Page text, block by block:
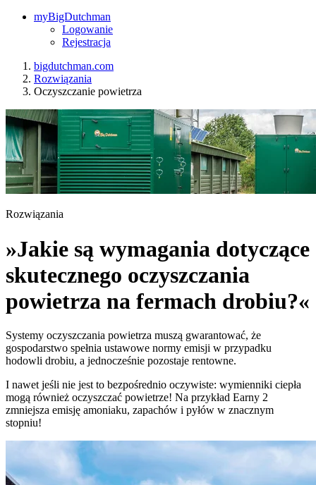
myBigDutchman
Logowanie
Rejestracja
bigdutchman.com
Rozwiązania
Oczyszczanie powietrza
Rozwiązania
»Jakie są wymagania dotyczące
skutecznego oczyszczania
powietrza na fermach drobiu?«
Systemy oczyszczania powietrza muszą gwarantować, że
gospodarstwo spełnia ustawowe normy emisji w przypadku
hodowli drobiu, a jednocześnie pozostaje rentowne.
I nawet jeśli nie jest to bezpośrednio oczywiste: wymienniki ciepła
mogą również oczyszczać powietrze! Na przykład Earny 2
zmniejsza emisję amoniaku, zapachów i pyłów w znacznym
stopniu!